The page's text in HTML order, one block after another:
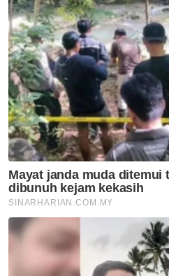
Pendapat
Melaka
penting
kerjasama
Pendapat
Reformasi
Komitmen
jenayah